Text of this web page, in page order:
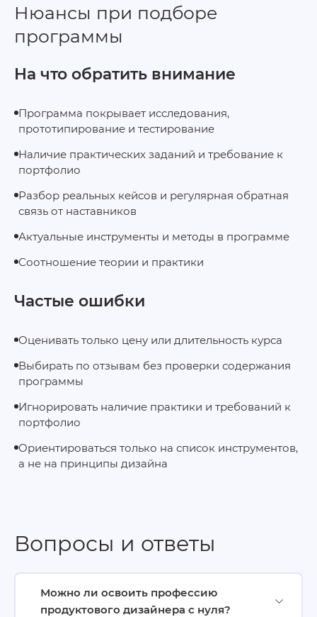
Нюансы при подборе
программы
На что обратить внимание
Программа покрывает исследования,
прототипирование и тестирование
Наличие практических заданий и требование к
портфолио
Разбор реальных кейсов и регулярная обратная
связь от наставников
Актуальные инструменты и методы в программе
Соотношение теории и практики
Частые ошибки
Оценивать только цену или длительность курса
Выбирать по отзывам без проверки содержания
программы
Игнорировать наличие практики и требований к
портфолио
Ориентироваться только на список инструментов,
а не на принципы дизайна
Вопросы и ответы
Можно ли освоить профессию
продуктового дизайнера с нуля?